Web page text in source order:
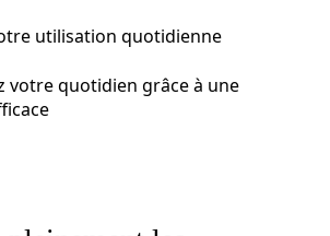
utilisation quotidienne
votre quotidien grâce à une